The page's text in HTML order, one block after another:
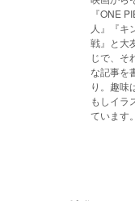
『ONE
人』『キ
戦』と大
じで、そ
な記事を
り。趣味
もしイラ
ています。